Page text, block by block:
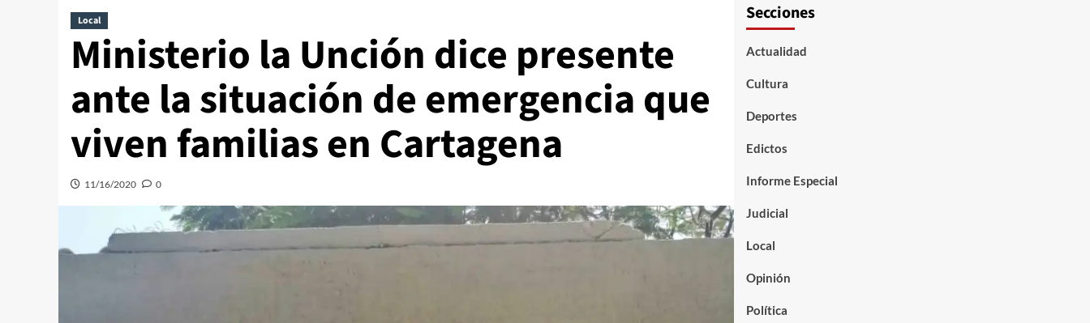
Local
Ministerio la Unción dice presente
ante la situación de emergencia que
viven familias en Cartagena
11/16/2020 0
Secciones
Actualidad
Cultura
Deportes
Edictos
Informe Especial
Judicial
Local
Opinión
Política